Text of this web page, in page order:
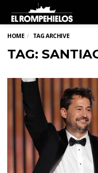
HOME TAG ARCHIVE
TAG: